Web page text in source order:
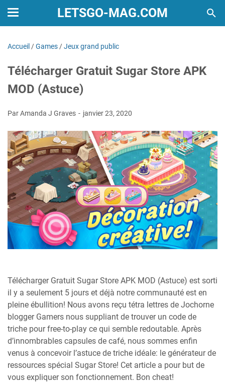
LETSGO-MAG.COM
Accueil /Games /Jeux grand public
Télécharger Gratuit Sugar Store APK
MOD (Astuce)
Par Amanda J Graves janvier 23, 2020
Télécharger Gratuit Sugar Store APK MOD (Astuce) est sorti
il y a seulement 5 jours et déjà notre communauté est en
pleine ébullition! Nous avons reçu tétra lettres de Jochorne
blogger Gamers nous suppliant de trouver un code de
triche pour free-to-play ce qui semble redoutable. Après
d’innombrables capsules de café, nous sommes enfin
venus à concevoir l’astuce de triche idéale: le générateur de
ressources spécial Sugar Store! Cet article a pour but de
vous expliquer son fonctionnement. Bon cheat!